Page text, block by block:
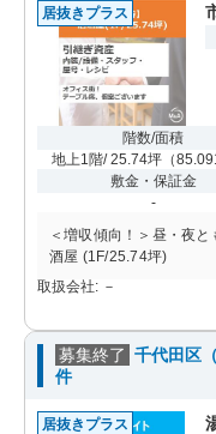
居抜きプラス
階数/面積
地上1階/ 25.74坪（
敷金・保証金
-
＜増収傾向！＞昼・夜
酒屋 (1F/25.74坪)
取扱会社: －
募集終了 千代田区
件
居抜きプラス